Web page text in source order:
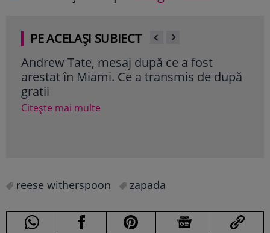
PE ACELAȘI SUBIECT
Andrew Tate, mesaj după ce a fost
arestat în Miami. Ce a transmis de după
gratii
Citește mai multe
reese witherspoon zapada